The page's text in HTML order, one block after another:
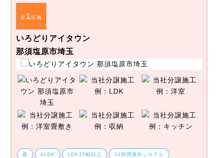
全1区画
いろどりアイタウン
那須塩原市埼玉
庭 4LDK LDK15帖以上 24時間換気システム